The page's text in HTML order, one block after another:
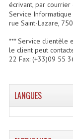
écrivant, par
Service
rue Saint-Lazare,
*** Service clientèle
le client peut
22 Fax: (+33)09 55
LANGUES